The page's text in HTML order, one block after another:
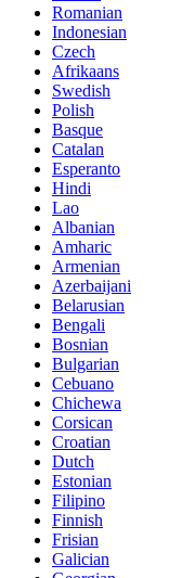
Romanian
Indonesian
Czech
Afrikaans
Swedish
Polish
Basque
Catalan
Esperanto
Hindi
Lao
Albanian
Amharic
Armenian
Azerbaijani
Belarusian
Bengali
Bosnian
Bulgarian
Cebuano
Chichewa
Corsican
Croatian
Dutch
Estonian
Filipino
Finnish
Frisian
Galician